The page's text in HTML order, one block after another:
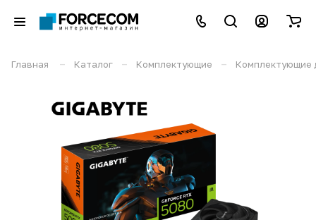
Главная – Каталог – Комплектующие – Комплектующие